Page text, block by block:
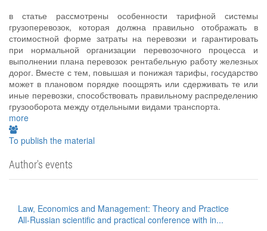
в статье рассмотрены особенности тарифной системы
грузоперевозок, которая должна правильно отображать в
стоимостной форме затраты на перевозки и гарантировать
при нормальной организации перевозочного процесса и
выполнении плана перевозок рентабельную работу железных
дорог. Вместе с тем, повышая и понижая тарифы, государство
может в плановом порядке поощрять или сдерживать те или
иные перевозки, способствовать правильному распределению
грузооборота между отдельными видами транспорта.
more
To publish the material
Author's events
Law, Economics and Management: Theory and Practice
All-Russian scientific and practical conference with in...